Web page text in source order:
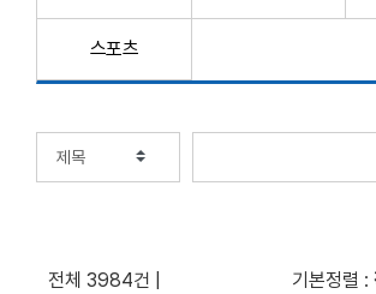
스포츠
전체 3984건 기본정렬 :